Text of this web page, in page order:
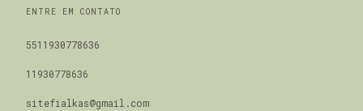
ENTRE EM CONTATO
5511930778636
11930778636
sitefialkas@gmail.com